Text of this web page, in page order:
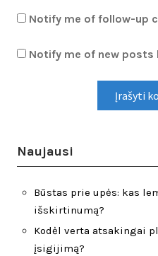
Notify me of follow-up
Notify me of new posts
Naujausi
Būstas prie upės: kas
išskirtinumą?
Kodėl verta atsakingai
įsigijimą?